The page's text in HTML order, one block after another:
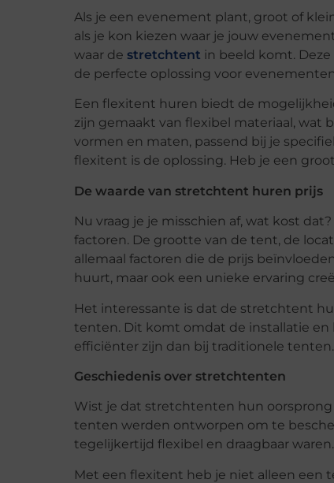
Als je een evenement plant, groot of
als je kon kiezen waar je jouw
waar de stretchtent in beeld komt.
de perfecte oplossing voor
Een flexitent huren biedt de
zijn gemaakt van flexibel materiaal,
vormen en maten, passend bij je
flexitent is de oplossing. Heb je een
De waarde van stretchtent huren prijs
Nu vraag je je misschien af, wat kost dat?
factoren. De grootte van de tent, de
allemaal factoren die de prijs
huurt, maar ook een unieke ervaring
Het interessante is dat de stretchtent
tenten. Dit komt omdat de installatie
efficiënter zijn dan bij traditionele tenten.
Geschiedenis over stretchtenten
Wist je dat stretchtenten hun
tenten werden ontworpen om te
tegelijkertijd flexibel en draagbaar waren.
Met een flexitent heb je niet alleen een